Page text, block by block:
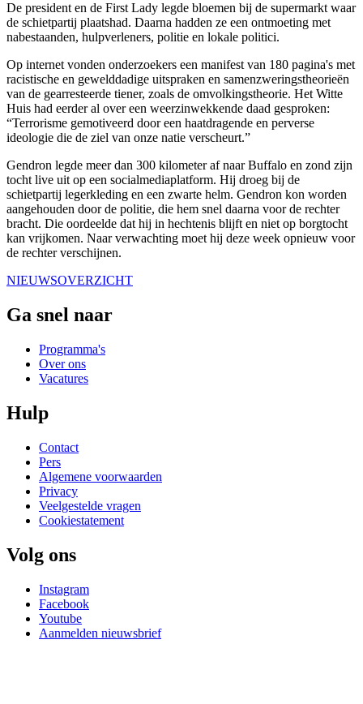
De president en de First Lady legde bloemen bij de supermarkt waar
de schietpartij plaatshad. Daarna hadden ze een ontmoeting met
nabestaanden, hulpverleners, politie en lokale politici.
Op internet vonden onderzoekers een manifest van 180 pagina's met
racistische en gewelddadige uitspraken en samenzweringstheorieën
van de gearresteerde tiener, zoals de omvolkingstheorie. Het Witte
Huis had eerder al over een weerzinwekkende daad gesproken:
“Terrorisme gemotiveerd door een haatdragende en perverse
ideologie die de ziel van onze natie verscheurt.”
Gendron legde meer dan 300 kilometer af naar Buffalo en zond zijn
tocht live uit op een socialmediaplatform. Hij droeg bij de
schietpartij legerkleding en een zwarte helm. Gendron kon worden
aangehouden door de politie, die hem snel daarna voor de rechter
bracht. Die oordeelde dat hij in hechtenis blijft en niet op borgtocht
kan vrijkomen. Naar verwachting moet hij deze week opnieuw voor
de rechter verschijnen.
NIEUWSOVERZICHT
Ga snel naar
Programma's
Over ons
Vacatures
Hulp
Contact
Pers
Algemene voorwaarden
Privacy
Veelgestelde vragen
Cookiestatement
Volg ons
Instagram
Facebook
Youtube
Aanmelden nieuwsbrief